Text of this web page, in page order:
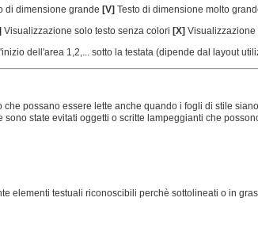
di dimensione grande [V] Testo di dimensione molto
Visualizzazione solo testo senza colori [X] Visualizzazione
dell'area 1,2,... sotto la testata (dipende dal layout
possano essere lette anche quando i fogli di stile
sono state evitati oggetti o scritte lampeggianti che
elementi testuali riconoscibili perchè sottolineati o in